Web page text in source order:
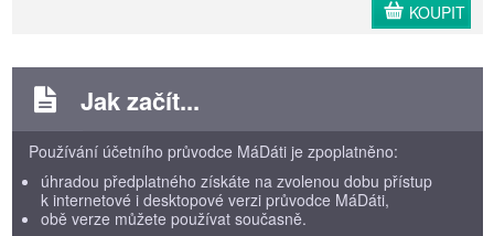
KOUPIT
Jak začít...
Používání účetního průvodce MáDáti je zpoplatněno:
úhradou předplatného získáte na zvolenou dobu přístup
k internetové i desktopové verzi průvodce MáDáti,
obě verze můžete používat současně.